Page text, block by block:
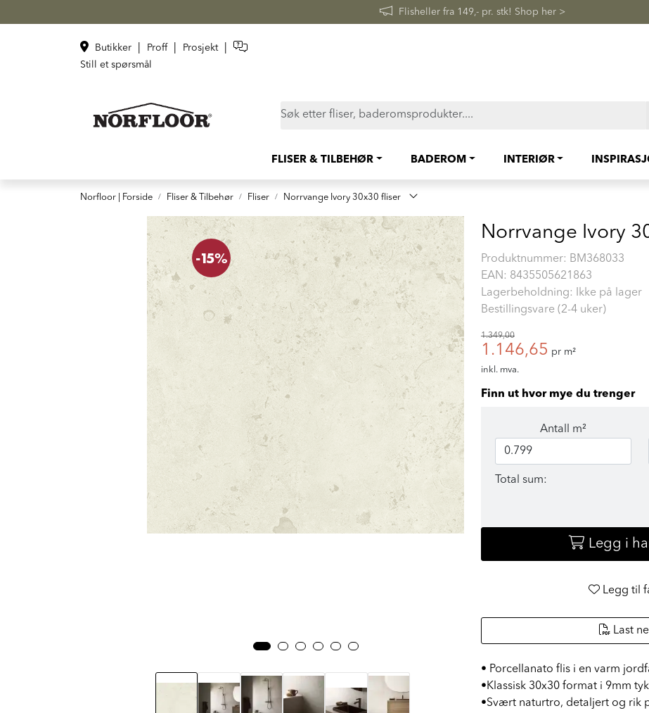
FAST LAVPRIS på en rekke fliser og baderomsprodukter. Shop her >
Butikker Proff Prosjekt
Still et spørsmål
FLISER & TILBEHØR BADEROM INTERIØR
Norfloor | Forside Fliser & Tilbehør Fliser Norrvange Ivory 30x30 fliser
-15%
Norrvange Ivory
Produktnummer: BM368033
EAN: 8435505621863
Lagerbeholdning: Ikke på lager
Bestillingsvare (2-4 uker)
1.349,00
1.146,65 pr m²
inkl. mva.
Finn ut hvor mye du trenger
Antall m²
Total sum:
Legg i
Legg til
Last
• Porcellanato flis i en varm
•Klassisk 30x30 format i 9mm
•Svært naturtro, detaljert og rik